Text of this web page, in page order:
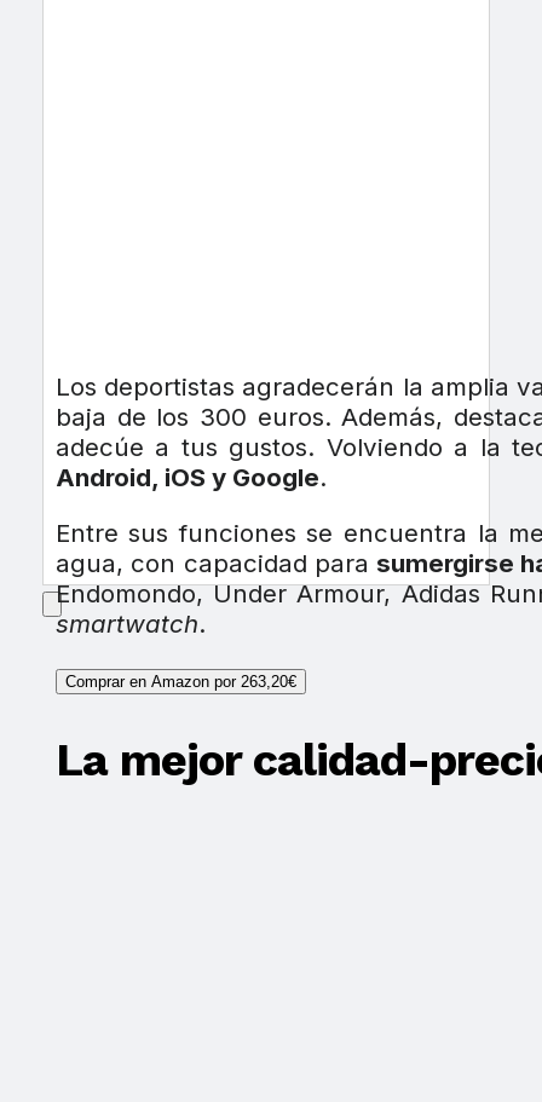
Los deportistas agradecerán la amplia
baja de los 300 euros. Además,
adecúe a tus gustos. Volviendo a la
Android, iOS y Google.
Entre sus funciones se encuentra la
agua, con capacidad para sumergirse
Endomondo, Under Armour, Adidas
smartwatch.
Comprar en Amazon por 263,20€
La mejor calidad-